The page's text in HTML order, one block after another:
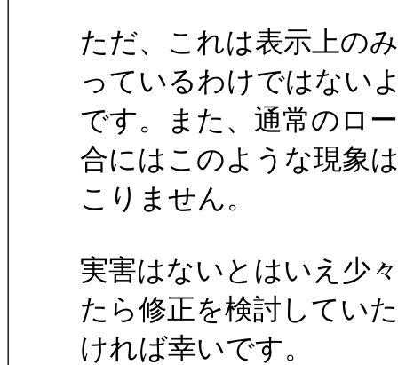
ただ、これは表示上の
っているわけではない
です。また、通常のロ
合にはこのような現象
こりません。
実害はないとはいえ少
たら修正を検討してい
ければ幸いです。